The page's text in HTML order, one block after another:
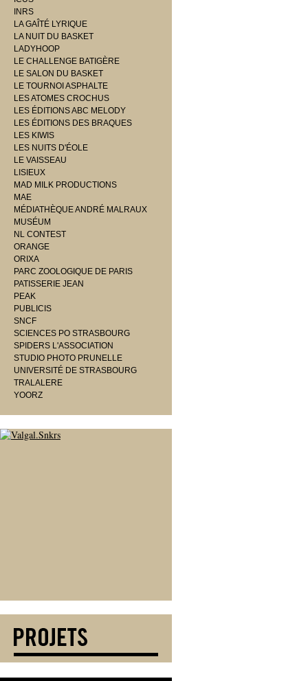
INRS
LA GAÎTÉ LYRIQUE
LA NUIT DU BASKET
LADYHOOP
LE CHALLENGE BATIGÈRE
LE SALON DU BASKET
LE TOURNOI ASPHALTE
LES ATOMES CROCHUS
LES ÉDITIONS ABC MELODY
LES ÉDITIONS DES BRAQUES
LES KIWIS
LES NUITS D'ÉOLE
LE VAISSEAU
LISIEUX
MAD MILK PRODUCTIONS
MAE
MÉDIATHÈQUE ANDRÉ MALRAUX
MUSÉUM
NL CONTEST
ORANGE
ORIXA
PARC ZOOLOGIQUE DE PARIS
PATISSERIE JEAN
PEAK
PUBLICIS
SNCF
SCIENCES PO STRASBOURG
SPIDERS L'ASSOCIATION
STUDIO PHOTO PRUNELLE
UNIVERSITÉ DE STRASBOURG
TRALALERE
YOORZ